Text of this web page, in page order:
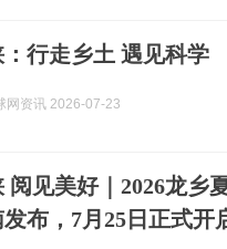
行走乡土 遇见科学
网资讯 2026-07-23
阅见美好｜2026龙乡
布，7月25日正式开